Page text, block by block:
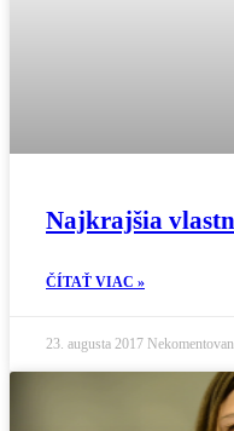
Najkrajšia
ČÍTAŤ VIAC »
23. augusta 2017